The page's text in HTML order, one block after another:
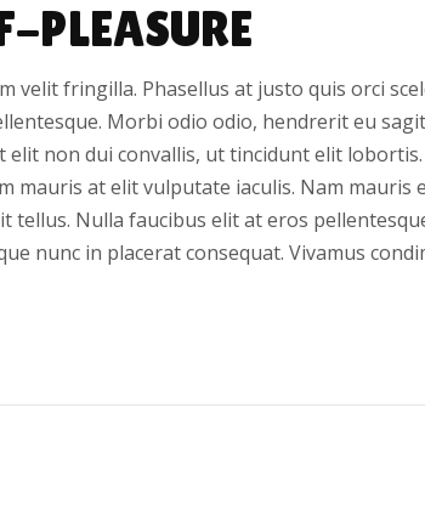
PLEASURE
velit fringilla. Phasellus at justo quis orci
Morbi odio odio, hendrerit eu
elit non dui convallis, ut tincidunt elit
mauris at elit vulputate iaculis. Nam mauris
tellus. Nulla faucibus elit at eros
nunc in placerat consequat. Vivamus